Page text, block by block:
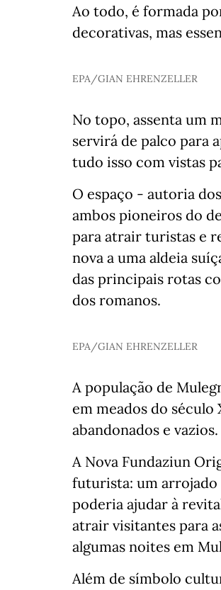
Ao todo, é formada
decorativas, mas
EPA/GIAN EHRENZELLER
No topo, assenta um
servirá de palco para
tudo isso com vistas
O espaço - autoria
ambos pioneiros do
para atrair turistas e
nova a uma aldeia
das principais rotas
dos romanos.
EPA/GIAN EHRENZELLER
A população de
em meados do século
abandonados e vazios.
A Nova Fundaziun
futurista: um arrojado
poderia ajudar à
atrair visitantes para
algumas noites em
Além de símbolo